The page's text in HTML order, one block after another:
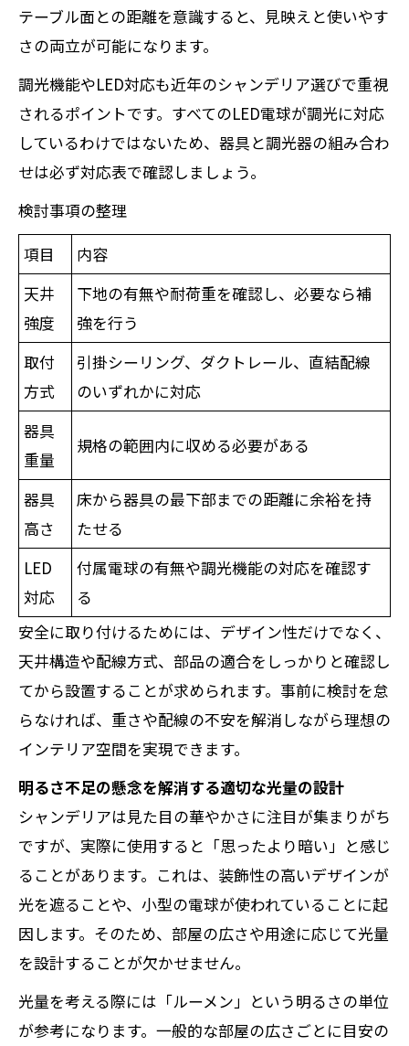
テーブル面との距離を意識すると、見映えと使いやす
さの両立が可能になります。
調光機能やLED対応も近年のシャンデリア選びで重視
されるポイントです。すべてのLED電球が調光に対応
しているわけではないため、器具と調光器の組み合わ
せは必ず対応表で確認しましょう。
検討事項の整理
項目
内容
天井
強度
下地の有無や耐荷重を確認し、必要なら補
強を行う
取付
方式
引掛シーリング、ダクトレール、直結配線
のいずれかに対応
器具
重量
規格の範囲内に収める必要がある
器具
高さ
床から器具の最下部までの距離に余裕を持
たせる
LED
対応
付属電球の有無や調光機能の対応を確認す
る
安全に取り付けるためには、デザイン性だけでなく、
天井構造や配線方式、部品の適合をしっかりと確認し
てから設置することが求められます。事前に検討を怠
らなければ、重さや配線の不安を解消しながら理想の
インテリア空間を実現できます。
明るさ不足の懸念を解消する適切な光量の設計
シャンデリアは見た目の華やかさに注目が集まりがち
ですが、実際に使用すると「思ったより暗い」と感じ
ることがあります。これは、装飾性の高いデザインが
光を遮ることや、小型の電球が使われていることに起
因します。そのため、部屋の広さや用途に応じて光量
を設計することが欠かせません。
光量を考える際には「ルーメン」という明るさの単位
が参考になります。一般的な部屋の広さごとに目安の